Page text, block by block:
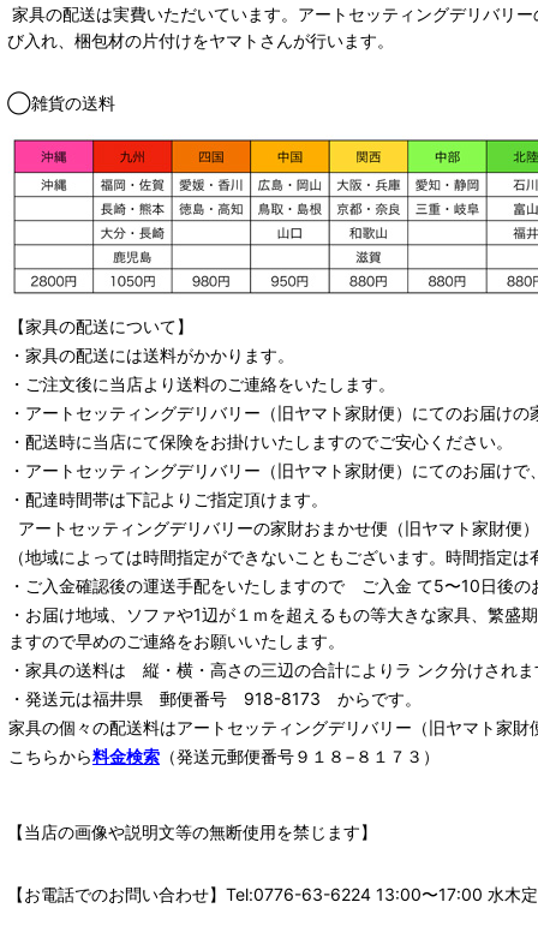
家具の配送は実費いただいています。アートセッティングデリバリ
び入れ、梱包材の片付けをヤマトさんが行います。
◯雑貨の送料
【家具の配送について】
・家具の配送には送料がかかります。
・ご注文後に当店より送料のご連絡をいたします。
・ アートセッティングデリバリー （旧ヤマト家財便） にてのお届けの
・配送時に当店にて保険をお掛けいたしますのでご安心ください。
・ アートセッティングデリバリー （旧ヤマト家財便） にてのお届けで
・配達時間帯は下記よりご指定頂けます。
アートセッティングデリバリーの家財おまかせ便 （旧ヤマト家財便
（地域によっては時間指定ができないこともございます。時間指定
・ご入金確認後の運送手配をいたしますので ご入金 て5〜10日後の
・お届け地域、ソファや1辺が１ｍを超えるもの等大きな家具、繁
ますので早めのご連絡をお願いいたします。
・家具の送料は 縦・横・高さの三辺の合計によりラ ンク分けされま
・発送元は福井県 郵便番号 918-8173 からです。
家具の個々の配送料はアートセッティングデリバリー （旧ヤマト家財
こちらから料金検索 （発送元郵便番号９１８−８１７３）
【当店の画像や説明文等の無断使用を禁じます】
【お電話でのお問い合わせ】Tel:0776-63-6224 13:00〜17:00 水木